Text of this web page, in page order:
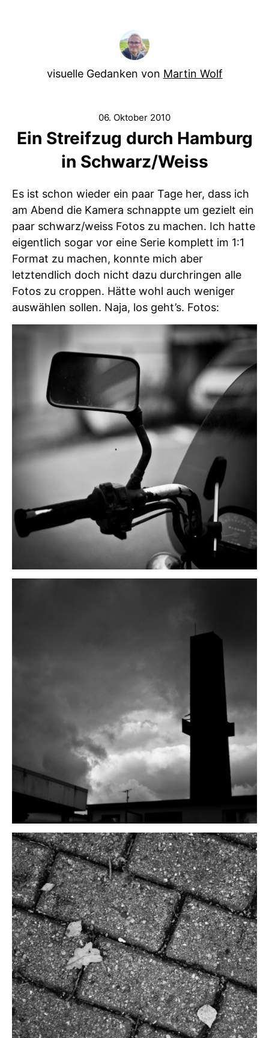
visuelle Gedanken von Martin Wolf
06. Oktober 2010
Ein Streifzug durch Hamburg
in Schwarz/Weiss
Es ist schon wieder ein paar Tage her, dass ich
am Abend die Kamera schnappte um gezielt ein
paar schwarz/weiss Fotos zu machen. Ich hatte
eigentlich sogar vor eine Serie komplett im 1:1
Format zu machen, konnte mich aber
letztendlich doch nicht dazu durchringen alle
Fotos zu croppen. Hätte wohl auch weniger
auswählen sollen. Naja, los geht’s. Fotos: